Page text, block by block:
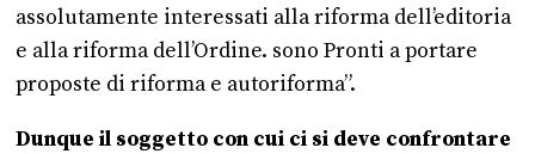
assolutamente interessati alla riforma dell’editoria
e alla riforma dell’Ordine. sono Pronti a portare
proposte di riforma e autoriforma”.
Dunque il soggetto con cui ci si deve confrontare